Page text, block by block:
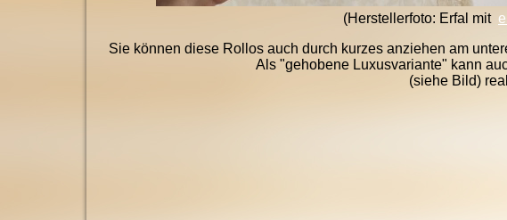
(Herstellerfoto: Erfal mit
Sie können diese Rollos auch durch kurzes anziehen am
Als "gehobene Luxusvariante" kann
(siehe Bild)